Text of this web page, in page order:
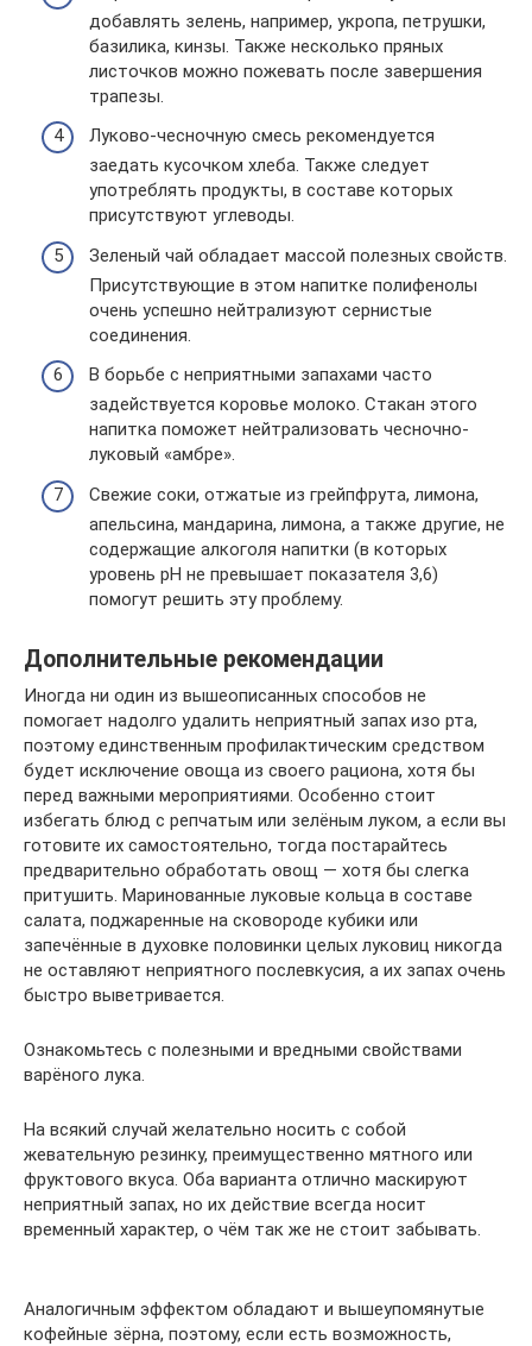
добавлять зелень, например, укропа, петрушки,
базилика, кинзы. Также несколько пряных
листочков можно пожевать после завершения
трапезы.
Луково-чесночную смесь рекомендуется
заедать кусочком хлеба. Также следует
употреблять продукты, в составе которых
присутствуют углеводы.
Зеленый чай обладает массой полезных свойств.
Присутствующие в этом напитке полифенолы
очень успешно нейтрализуют сернистые
соединения.
В борьбе с неприятными запахами часто
задействуется коровье молоко. Стакан этого
напитка поможет нейтрализовать чесночно-
луковый «амбре».
Свежие соки, отжатые из грейпфрута, лимона,
апельсина, мандарина, лимона, а также другие, не
содержащие алкоголя напитки (в которых
уровень рН не превышает показателя 3,6)
помогут решить эту проблему.
Дополнительные рекомендации
Иногда ни один из вышеописанных способов не
помогает надолго удалить неприятный запах изо рта,
поэтому единственным профилактическим средством
будет исключение овоща из своего рациона, хотя бы
перед важными мероприятиями. Особенно стоит
избегать блюд с репчатым или зелёным луком, а если вы
готовите их самостоятельно, тогда постарайтесь
предварительно обработать овощ — хотя бы слегка
притушить. Маринованные луковые кольца в составе
салата, поджаренные на сковороде кубики или
запечённые в духовке половинки целых луковиц никогда
не оставляют неприятного послевкусия, а их запах очень
быстро выветривается.
Ознакомьтесь с полезными и вредными свойствами
варёного лука.
На всякий случай желательно носить с собой
жевательную резинку, преимущественно мятного или
фруктового вкуса. Оба варианта отлично маскируют
неприятный запах, но их действие всегда носит
временный характер, о чём так же не стоит забывать.
Аналогичным эффектом обладают и вышеупомянутые
кофейные зёрна, поэтому, если есть возможность,